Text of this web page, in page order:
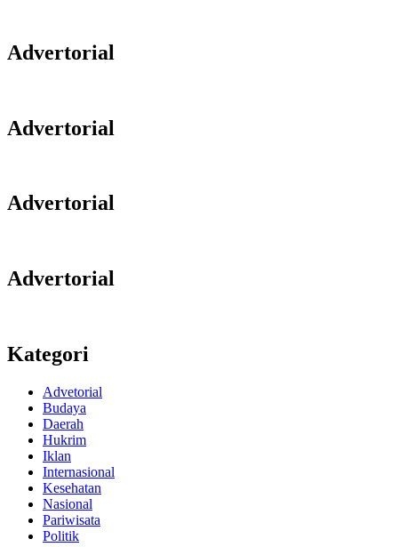
Advertorial
Advertorial
Advertorial
Advertorial
Kategori
Advetorial
Budaya
Daerah
Hukrim
Iklan
Internasional
Kesehatan
Nasional
Pariwisata
Politik